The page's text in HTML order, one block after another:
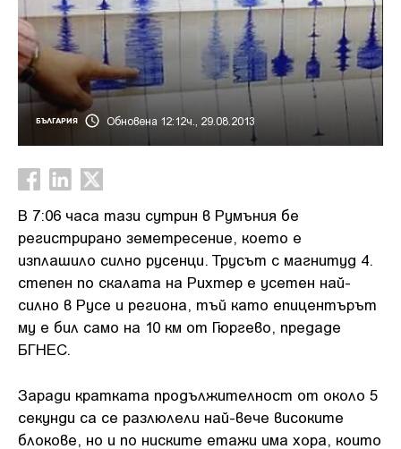
БЪЛГАРИЯ Обновена 12:12ч., 29.08.2013
В 7:06 часа тази сутрин в Румъния бе
регистрирано земетресение, което е
изплашило силно русенци. Трусът с магнитуд 4.
степен по скалата на Рихтер е усетен най-
силно в Русе и региона, тъй като епицентърът
му е бил само на 10 км от Гюргево, предаде
БГНЕС.
Заради кратката продължителност от около 5
секунди са се разлюлели най-вече високите
блокове, но и по ниските етажи има хора, които